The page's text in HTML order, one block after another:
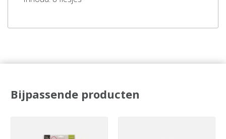
Bijpassende producten